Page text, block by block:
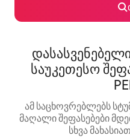
საუკეთესო
ამ საცხოვრებლებს
მაღალი შეფასებები
სხვა